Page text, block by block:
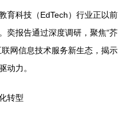
育科技（EdTech）行业正以前
奕报告通过深度调研，聚焦“芥
网信息技术服务新生态，揭示
动力。
转型